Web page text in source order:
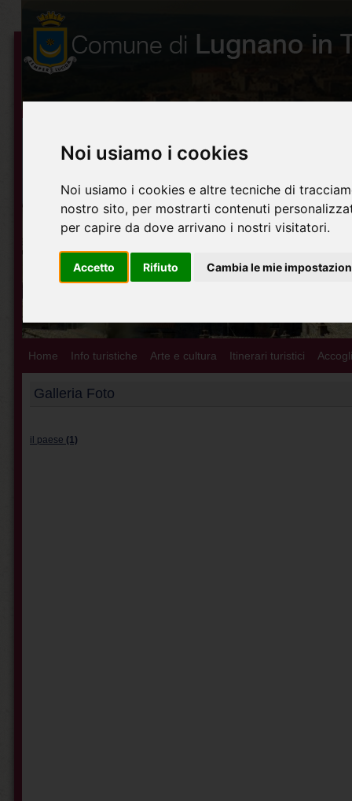
Noi usiamo i cookies
Noi usiamo i cookies e altre tecniche di
nostro sito, per mostrarti contenuti
per capire da dove arrivano i nostri visitatori.
Accetto Rifiuto Cambia le mie
Home Info turistiche Arte e cultura Itinerari turistici
Galleria Foto
il paese (1)